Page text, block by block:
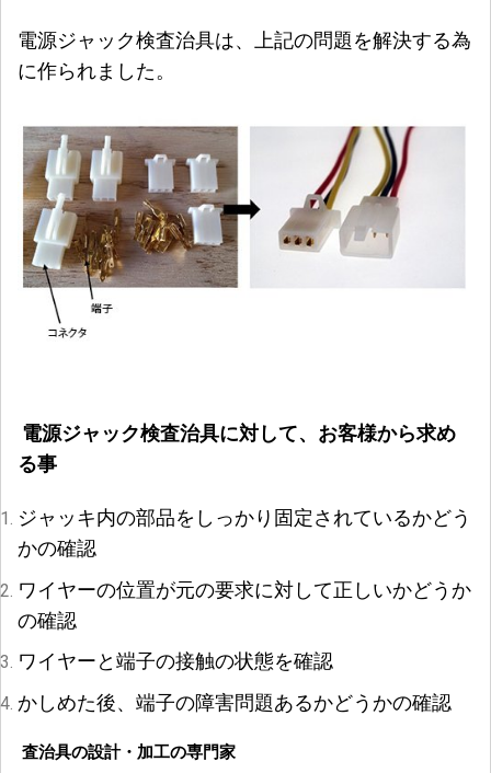
電源ジャック検査治具は、上記の問題を解決する為
に作られました。
電源ジャック検査治具に対して、お客様から求め
る事
ジャッキ内の部品をしっかり固定されているかどう
かの確認
ワイヤーの位置が元の要求に対して正しいかどうか
の確認
ワイヤーと端子の接触の状態を確認
かしめた後、端子の障害問題あるかどうかの確認
査治具の設計・加工の専門家